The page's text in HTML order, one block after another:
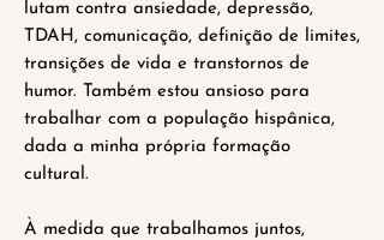
lutam contra ansiedade, depressão,
TDAH, comunicação, definição de limites,
transições de vida e transtornos de
humor. Também estou ansioso para
trabalhar com a população hispânica,
dada a minha própria formação
cultural.
À medida que trabalhamos juntos,